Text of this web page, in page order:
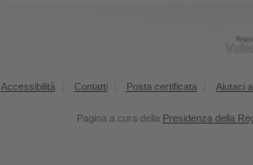
Accessibilità Contatti Posta certificata Aiutaci
Pagina a cura della Presidenza della